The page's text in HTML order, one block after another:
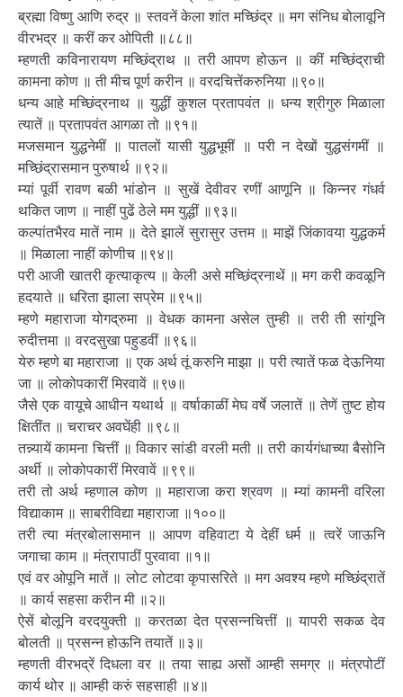
ब्रह्मा विष्णु आणि रुद्र ॥ स्तवनें केला शांत मच्छिंद्र ॥ मग संनिध बोलावूनि
वीरभद्र ॥ करीं कर ओपिती ॥८८॥
म्हणती कविनारायण मच्छिंद्राथ ॥ तरी आपण होऊन ॥ कीं मच्छिंद्राची
कामना कोण ॥ ती मीच पूर्ण करीन ॥ वरदचित्तेंकरुनिया ॥९०॥
धन्य आहे मच्छिंद्रनाथ ॥ युद्धीं कुशल प्रतापवंत ॥ धन्य श्रीगुरु मिळाला
त्यातें ॥ प्रतापवंत आगळा तो ॥९१॥
मजसमान युद्धनेमीं ॥ पातलों यासी युद्धभूमीं ॥ परी न देखों युद्धसंगमीं ॥
मच्छिंद्रासमान पुरुषार्थ ॥९२॥
म्यां पूर्वी रावण बळी भांडोन ॥ सुखें देवीवर रणीं आणूनि ॥ किन्नर गंधर्व
थकित जाण ॥ नाहीं पुढें ठेले मम युद्धीं ॥९३॥
कल्पांतभैरव मातें नाम ॥ देते झालें सुरासुर उत्तम ॥ माझें जिंकावया युद्धकर्म
॥ मिळाला नाहीं कोणीच ॥९४॥
परी आजी खातरी कृत्याकृत्य ॥ केली असे मच्छिंद्रनाथें ॥ मग करी कवळूनि
हदयाते ॥ धरिता झाला सप्रेम ॥९५॥
म्हणे महाराजा योगद्रुमा ॥ वेधक कामना असेल तुम्ही ॥ तरी ती सांगूनि
रुदीत्तमा ॥ वरदसुखा पहुडवीं ॥९६॥
येरु म्हणे बा महाराजा ॥ एक अर्थ तूं करुनि माझा ॥ परी त्यातें फळ देऊनिया
जा ॥ लोकोपकारीं मिरवावें ॥९७॥
जैसे एक वायूचे आधीन यथार्थ ॥ वर्षाकाळीं मेघ वर्षे जलातें ॥ तेणें तुष्ट होय
क्षितींत ॥ चराचर अवघेंही ॥९८॥
तन्न्यायें कामना चित्तीं ॥ विकार सांडी वरली मती ॥ तरी कार्यगंधाच्या बैसोनि
अर्थी ॥ लोकोपकारीं मिरवावें ॥९९॥
तरी तो अर्थ म्हणाल कोण ॥ महाराजा करा श्रवण ॥ म्यां कामनी वरिला
विद्याकाम ॥ साबरीविद्या महाराजा ॥१००॥
तरी त्या मंत्रबोलासमान ॥ आपण वहिवाटा ये देहीं धर्म ॥ त्वरें जाऊनि
जगाचा काम ॥ मंत्रापाठीं पुरवावा ॥१॥
एवं वर ओपूनि मातें ॥ लोट लोटवा कृपासरिते ॥ मग अवश्य म्हणे मच्छिंद्रातें
॥ कार्य सहसा करीन मी ॥२॥
ऐसें बोलूनि वरदयुक्ती ॥ करतळा देत प्रसन्नचित्तीं ॥ यापरी सकळ देव
बोलती ॥ प्रसन्न होऊनि तयातें ॥३॥
म्हणती वीरभद्रें दिधला वर ॥ तया साह्य असों आम्ही समग्र ॥ मंत्रपोटीं
कार्य थोर ॥ आम्ही करुं सहसाही ॥४॥